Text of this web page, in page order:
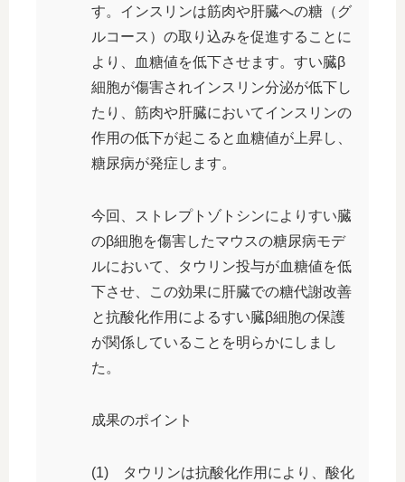
す。インスリンは筋肉や肝臓への糖（グ
ルコース）の取り込みを促進することに
より、血糖値を低下させます。すい臓β
細胞が傷害されインスリン分泌が低下し
たり、筋肉や肝臓においてインスリンの
作用の低下が起こると血糖値が上昇し、
糖尿病が発症します。
今回、ストレプトゾトシンによりすい臓
のβ細胞を傷害したマウスの糖尿病モデ
ルにおいて、タウリン投与が血糖値を低
下させ、この効果に肝臓での糖代謝改善
と抗酸化作用によるすい臓β細胞の保護
が関係していることを明らかにしまし
た。
成果のポイント
(1) タウリンは抗酸化作用により、酸化